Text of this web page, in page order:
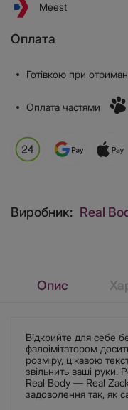
Meest
Оплата
Готівкою при
Оплата частями
Виробник: Real
Опис
Відкрийте для себе
фалоімітатором
розміру, цікавою
звільнить ваші руки.
Real Body — Real
задоволення так, як